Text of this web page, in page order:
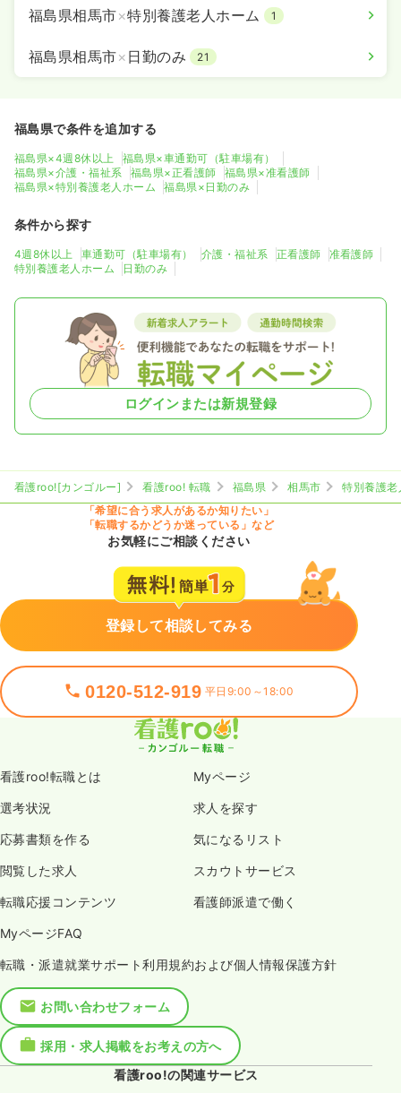
福島県相馬市×特別養護老人ホーム 1
福島県相馬市× 日勤のみ 21
福島県で条件を追加する
福島県×4週8休以上
福島県×車通勤可（駐車場有）
福島県×介護・福祉系
福島県×正看護師
福島県×准看護師
福島県×特別養護老人ホーム
福島県×日勤のみ
条件から探す
4週8休以上 車通勤可（駐車場有） 介護・福祉系 正看護師
准看護師
特別養護老人ホーム
日勤のみ
ログインまたは新規登録
看護roo![カンゴルー] 看護roo! 転職 福島県 相馬市
特別養護
「希望に合う求人があるか知りたい」
「転職するかどうか迷っている」など
お気軽にご相談ください
登録して相談してみる
0120-512-919 平日9:00～18:00
看護roo!転職とは Myページ
選考状況 求人を探す
応募書類を作る 気になるリスト
閲覧した求人 スカウトサービス
転職応援コンテンツ 看護師派遣で働く
MyページFAQ
転職・派遣就業サポート利用規約および個人情報保護方針
お問い合わせフォーム
採用・求人掲載をお考えの方へ
看護roo!の関連サービス